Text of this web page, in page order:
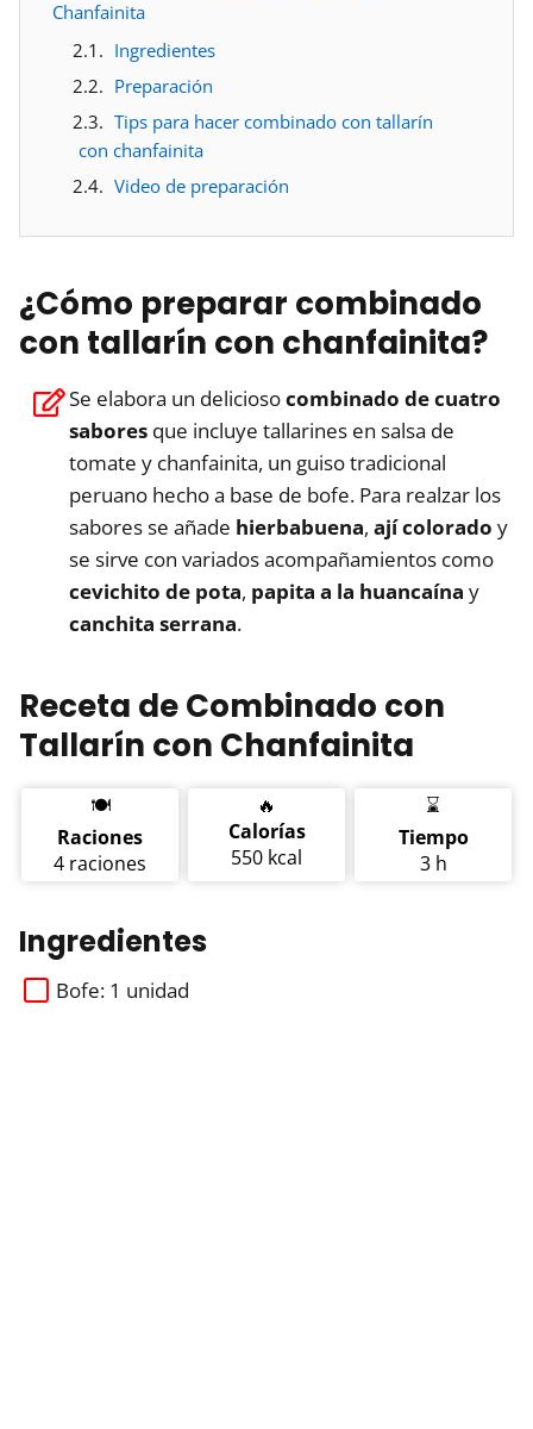
Chanfainita
Ingredientes
Preparación
Tips para hacer combinado con tallarín
con chanfainita
Video de preparación
¿Cómo preparar combinado
con tallarín con chanfainita?
Se elabora un deliciosocombinado de cuatro
sabores que incluye tallarines en salsa de
tomate y chanfainita, un guiso tradicional
peruano hecho a base de bofe. Para realzar los
sabores se añade hierbabuena, ají colorado y
se sirve con variados acompañamientos como
cevichito de pota, papita a la huancaína y
canchita serrana.
Receta de Combinado con
Tallarín con Chanfainita
🍽️
Raciones
4 raciones
🔥
Calorías
550 kcal
⌛
Tiempo
3 h
Ingredientes
Bofe: 1 unidad